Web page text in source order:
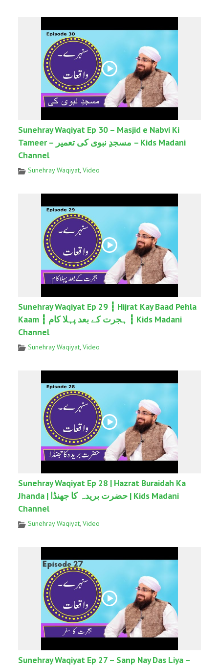
Sunehray Waqiyat Ep 30 – Masjid e Nabvi Ki
Tameer – مسجدِ نبوی کی تعمیر – Kids Madani
Channel
Sunehray Waqiyat, Video
Sunehray Waqiyat Ep 29 ┇ Hijrat Kay Baad Pehla
Kaam ┇ ہجرت کے بعد پہلا کام ┇ Kids Madani
Channel
Sunehray Waqiyat, Video
Sunehray Waqiyat Ep 28 | Hazrat Buraidah Ka
Jhanda | حضرت بریدہ کا جھنڈا | Kids Madani
Channel
Sunehray Waqiyat, Video
Sunehray Waqiyat Ep 27 – Sanp Nay Das Liya –